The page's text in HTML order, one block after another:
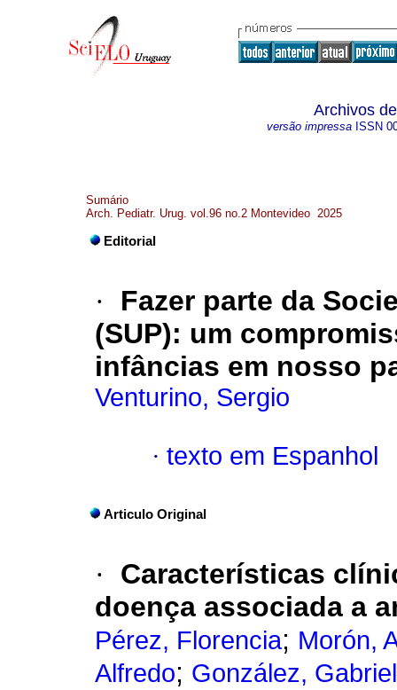
Archivos
versão impressa ISSN
Sumário
Arch. Pediatr. Urug. vol.96 no.2 Montevideo 2025
Editorial
·
Fazer parte da
(SUP): um
infâncias em nosso
Venturino, Sergio
· texto em Espanhol
Articulo Original
·
Características
doença associada a
Pérez, Florencia; Morón,
Alfredo; González, Gabriel